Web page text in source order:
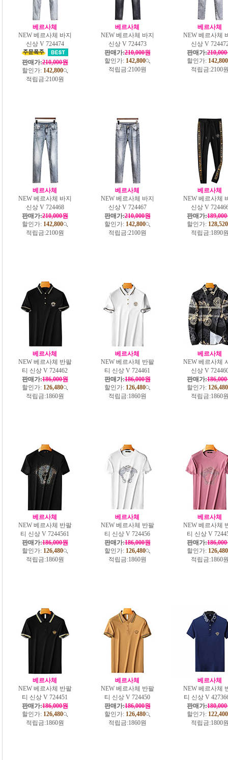
베르사체
NEW 베르사체 바지
신상 V 724474
판매가:210,000원
할인가: 142,800
적립금:2100원
베르사체
NEW 베르사체 바지
신상 V 724473
판매가:210,000원
할인가: 142,800
적립금:2100원
베르사체
NEW 베르사체
신상 V
판매가:
할인가: 142,800
적립금:2100
베르사체
NEW 베르사체 바지
신상 V 724468
판매가:210,000원
할인가: 142,800
적립금:2100원
베르사체
NEW 베르사체 바지
신상 V 724467
판매가:210,000원
할인가: 142,800
적립금:2100원
베르사체
NEW 베르사체
신상 V
판매가:
할인가: 128,520
적립금:1890
베르사체
NEW 베르사체 반팔
티 신상 V 724462
판매가:186,000원
할인가: 126,480
적립금:1860원
베르사체
NEW 베르사체 반팔
티 신상 V 724461
판매가:186,000원
할인가: 126,480
적립금:1860원
베르사체
NEW 베르사체
신상 V
판매가:
할인가: 126,480
적립금:1860
베르사체
NEW 베르사체 반팔
티 신상 V 7244561
판매가:186,000원
할인가: 126,480
적립금:1860원
베르사체
NEW 베르사체 반팔
티 신상 V 724456
판매가:186,000원
할인가: 126,480
적립금:1860원
베르사체
NEW 베르사체
티 신상 V
판매가:
할인가: 126,480
적립금:1860
베르사체
NEW 베르사체 반팔
티 신상 V 724451
판매가:186,000원
할인가: 126,480
적립금:1860원
베르사체
NEW 베르사체 반팔
티 신상 V 724450
판매가:186,000원
할인가: 126,480
적립금:1860원
베르사체
NEW 베르사체
티 신상 V
판매가:
할인가: 122,400
적립금:1800